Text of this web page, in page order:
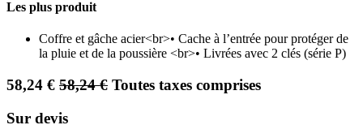
Les plus produit
Coffre et gâche acier<br>• Cache à l’entrée pour protéger de
la pluie et de la poussière <br>• Livrées avec 2 clés (série P)
58,24 € 58,24€ Toutes taxes comprises
Sur devis